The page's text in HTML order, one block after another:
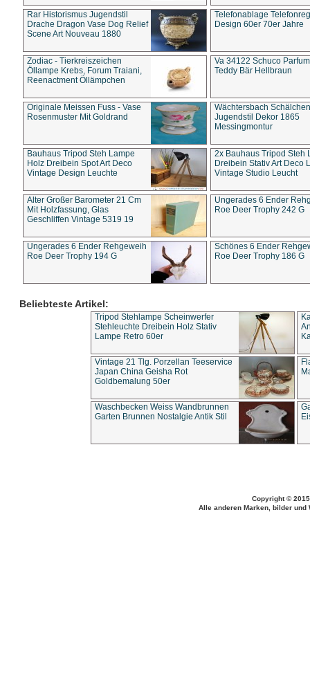
Rar Historismus Jugendstil
Drache Dragon Vase Dog Relief
Scene Art Nouveau 1880
Telefonablage
Design 60er 70er Jahre
Zodiac - Tierkreiszeichen
Öllampe Krebs, Forum Traiani,
Reenactment Öllämpchen
Va 34122 Schuco
Teddy Bär Hellbraun
Originale Meissen Fuss - Vase
Rosenmuster Mit Goldrand
Wächtersbach Schälchen
Jugendstil Dekor 1865
Messingmontur
Bauhaus Tripod Steh Lampe
Holz Dreibein Spot Art Deco
Vintage Design Leuchte
2x Bauhaus Tripod Steh
Dreibein Stativ Art Deco
Vintage Studio Leucht
Alter Großer Barometer 21 Cm
Mit Holzfassung, Glas
Geschliffen Vintage 5319 19
Ungerades 6 Ender
Roe Deer Trophy 242 G
Ungerades 6 Ender Rehgeweih
Roe Deer Trophy 194 G
Schönes 6 Ender
Roe Deer Trophy 186 G
Beliebteste Artikel:
Tripod Stehlampe Scheinwerfer
Stehleuchte Dreibein Holz Stativ
Lampe Retro 60er
Vintage 21 Tlg. Porzellan Teeservice
Japan China Geisha Rot
Goldbemalung 50er
Waschbecken Weiss Wandbrunnen
Garten Brunnen Nostalgie Antik Stil
Copyright ©
Alle anderen Marken, bilder und